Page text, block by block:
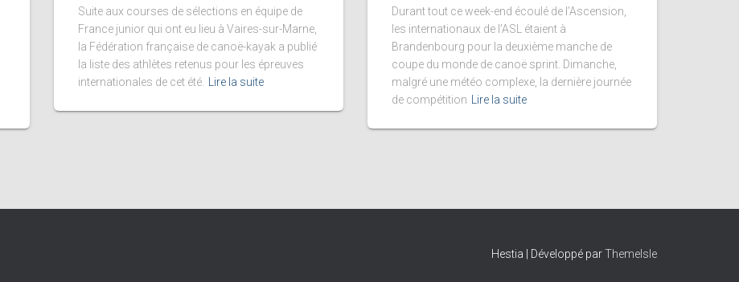
Suite aux courses de sélections en équipe de
France junior qui ont eu lieu à Vaires-sur-Marne,
la Fédération française de canoë-kayak a publié
la liste des athlètes retenus pour les épreuves
internationales de cet été.
Lire la suite
Durant tout ce week-end écoulé de l’Ascension,
les internationaux de l’ASL étaient à
Brandenbourg pour la deuxième manche de
coupe du monde de canoë sprint. Dimanche,
malgré une météo complexe, la dernière journée
de compétition
Lire la suite
Hestia | Développé parThemeIsle